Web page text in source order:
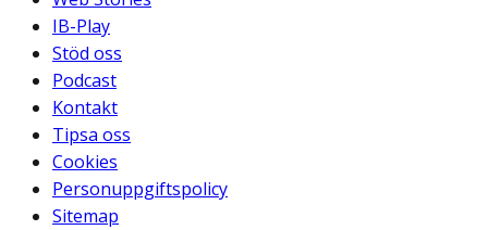
IB-Play
Stöd oss
Podcast
Kontakt
Tipsa oss
Cookies
Personuppgiftspolicy
Sitemap